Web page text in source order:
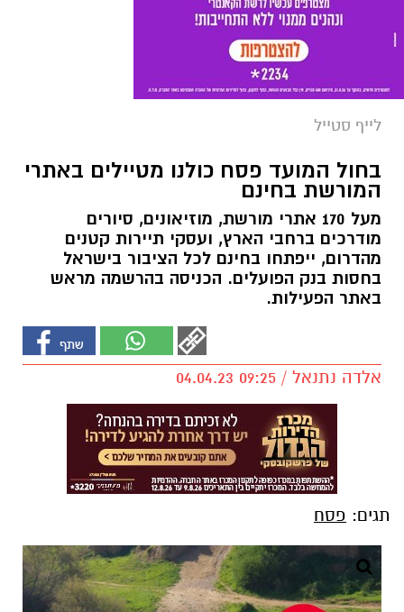
לייף סטייל
בחול המועד פסח כולנו מטיילים באתרי
המורשת בחינם
מעל 170 אתרי מורשת, מוזיאונים, סיורים
מודרכים ברחבי הארץ, ועסקי תיירות קטנים
מהדרום, ייפתחו בחינם לכל הציבור בישראל
בחסות בנק הפועלים. הכניסה בהרשמה מראש
באתר הפעילות.
אלדה נתנאל / 09:25 04.04.23
תגים: פסח